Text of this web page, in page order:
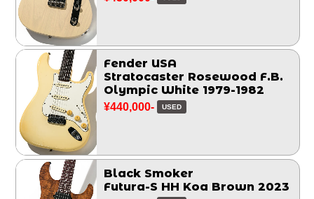
Fender USA
Stratocaster Rosewood F.B.
Olympic White 1979-1982
¥440,000- USED
Black Smoker
Futura-S HH Koa Brown 2023